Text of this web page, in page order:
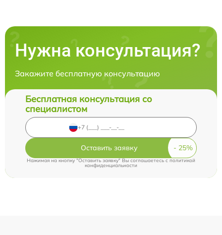
Нужна консультация?
Закажите бесплатную консультацию
Бесплатная консультация со
специалистом
Оставить заявку
Нажимая на кнопку "Оставить заявку" Вы соглашаетесь cполитикой
конфиденциальности